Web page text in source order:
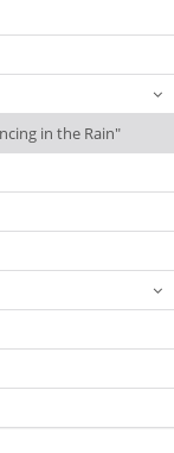
in the Rain"